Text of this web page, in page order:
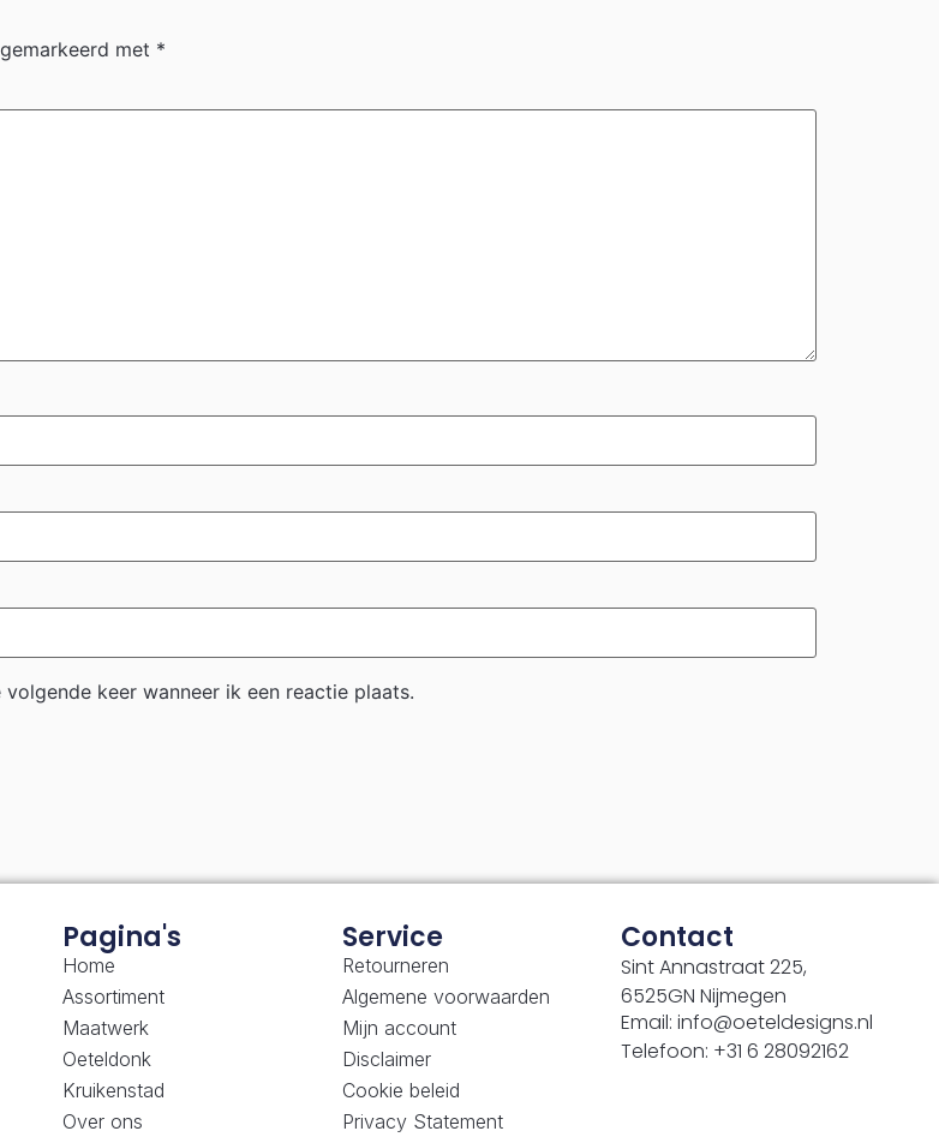
met *
keer wanneer ik een reactie plaats.
Pagina's
Home
Assortiment
Maatwerk
Oeteldonk
Kruikenstad
Over ons
Service
Retourneren
Algemene voorwaarden
Mijn account
Disclaimer
Cookie beleid
Privacy Statement
Contact
Sint Annastraat 225,
6525GN Nijmegen
Email: info@oeteldesigns.nl
Telefoon: +31 6 28092162